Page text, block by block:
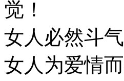
觉！
女人必然斗气
女人为爱情